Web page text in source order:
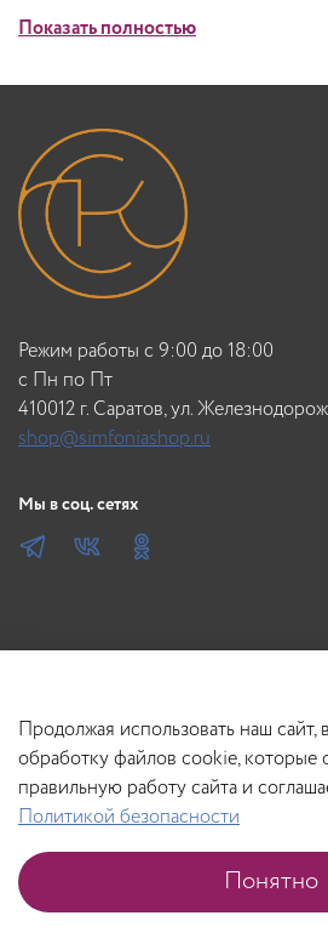
Показать полностью
В
Режим работы с 9:00 до 18:00
c Пн по Пт
410012 г. Саратов, ул.
shop@simfoniashop.ru
Мы в соц. сетях
Продолжая использовать наш сайт,
обработку файлов cookie, которые
правильную работу сайта и
Политикой безопасности
Понятно